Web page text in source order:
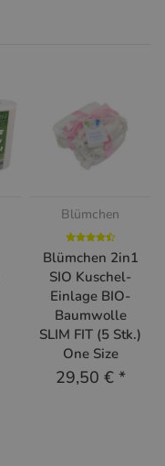
Blümchen
Blümchen 2in1
SIO Kuschel-
Einlage BIO-
Baumwolle
SLIM FIT (5 Stk.)
One Size
29,50 € *